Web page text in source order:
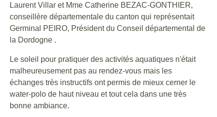
Laurent Villar et Mme Catherine BEZAC-GONTHIER,
conseillère départementale du canton qui représentait
Germinal PEIRO, Président du Conseil départemental de
la Dordogne .
Le soleil pour pratiquer des activités aquatiques n'était
malheureusement pas au rendez-vous mais les
échanges très instructifs ont permis de mieux cerner le
water-polo de haut niveau et tout cela dans une très
bonne ambiance.